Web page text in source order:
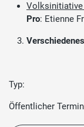
Volksinitiative
Pro: Etienne
Verschiedenes
Typ:
Öffentlicher Termin